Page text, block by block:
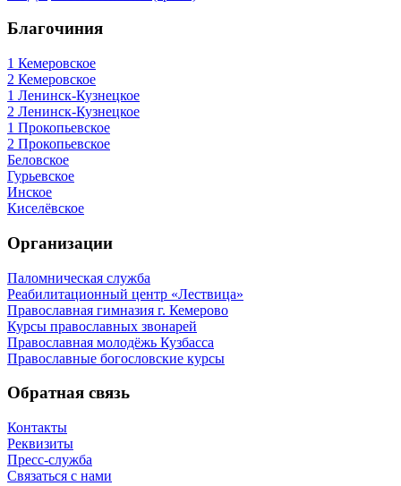
Благочиния
1 Кемеровское
2 Кемеровское
1 Ленинск-Кузнецкое
2 Ленинск-Кузнецкое
1 Прокопьевское
2 Прокопьевское
Беловское
Гурьевское
Инское
Киселёвское
Организации
Паломническая служба
Реабилитационный центр «Лествица»
Православная гимназия г. Кемерово
Курсы православных звонарей
Православная молодёжь Кузбасса
Православные богословские курсы
Обратная связь
Контакты
Реквизиты
Пресс-служба
Связаться с нами